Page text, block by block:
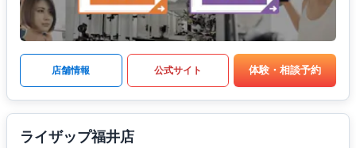
店舗情報 公式サイト 体験・相談予約
ライザップ福井店